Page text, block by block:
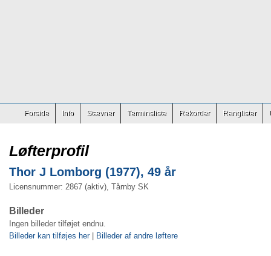
Forside Info Stævner Terminsliste Rekorder Ranglister
Løfterprofil
Thor J Lomborg (1977), 49 år
Licensnummer: 2867 (aktiv), Tårnby SK
Billeder
Ingen billeder tilføjet endnu.
Billeder kan tilføjes her| Billeder af andre løftere